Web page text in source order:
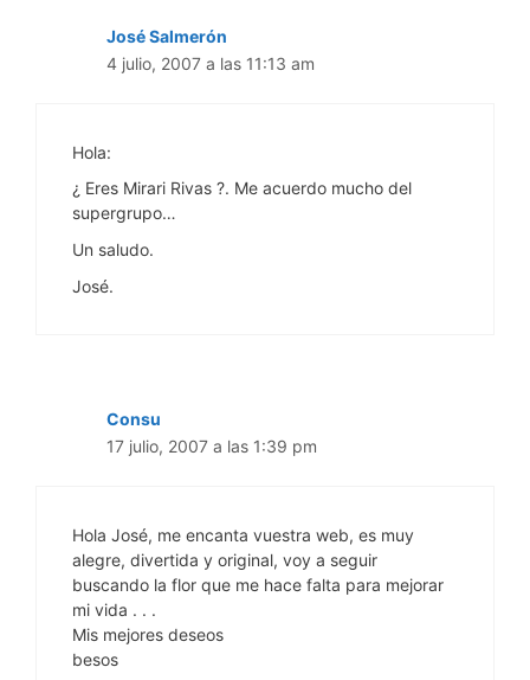
José Salmerón
4 julio, 2007 a las 11:13 am
Hola:
¿ Eres Mirari Rivas ?. Me acuerdo mucho del
supergrupo…
Un saludo.
José.
Consu
17 julio, 2007 a las 1:39 pm
Hola José, me encanta vuestra web, es muy
alegre, divertida y original, voy a seguir
buscando la flor que me hace falta para mejorar
mi vida . . .
Mis mejores deseos
besos